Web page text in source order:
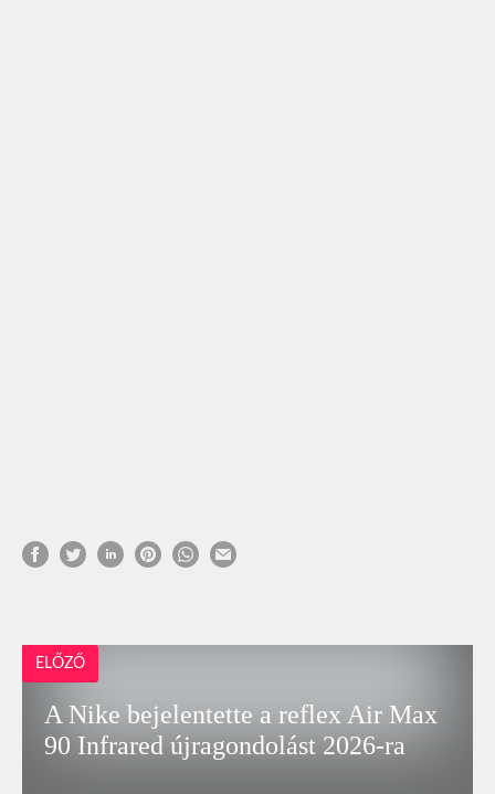
ELŐZŐ
A Nike bejelentette a reflex Air Max
90 Infrared újragondolást 2026-ra